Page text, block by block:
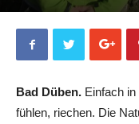
Bad Düben. Einfach
fühlen, riechen. Die